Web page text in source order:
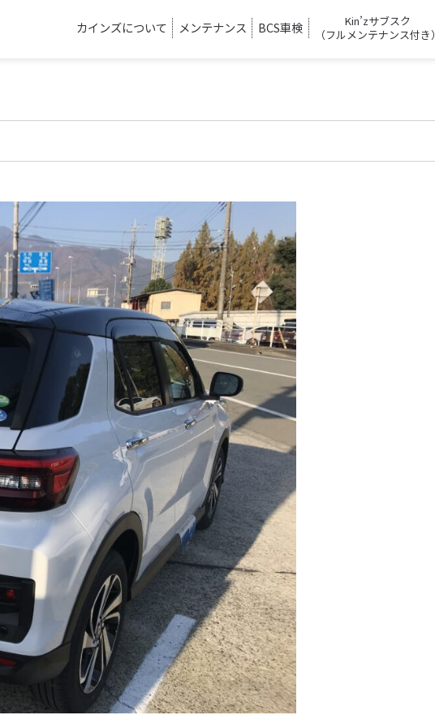
カインズについて メンテナンス BCS車検
Kin’zサブスク
（フルメンテナンス付き）